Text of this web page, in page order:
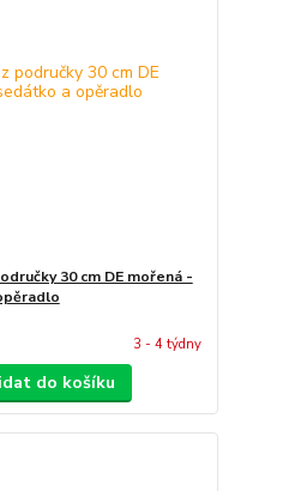
30 cm DE mořená -
3 - 4 týdny
do košíku